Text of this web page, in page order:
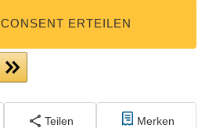
CONSENT ERTEILEN
Teilen Merken